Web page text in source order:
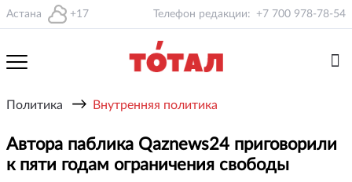
Астана +17 Телефон редакции: +7 700 978-78-54
Политика → Внутренняя политика
Автора паблика Qaznews24 приговорили
к пяти годам ограничения свободы